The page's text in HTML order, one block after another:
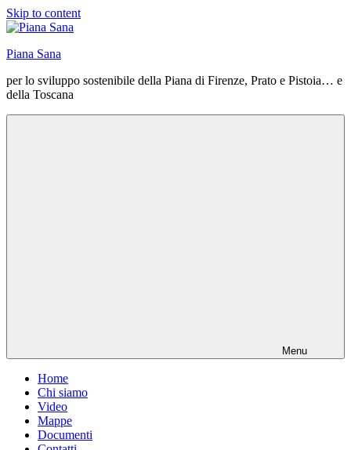
Skip to content
Piana Sana
per lo sviluppo sostenibile della Piana di Firenze, Prato e Pistoia… e
della Toscana
Menu
Home
Chi siamo
Video
Mappe
Documenti